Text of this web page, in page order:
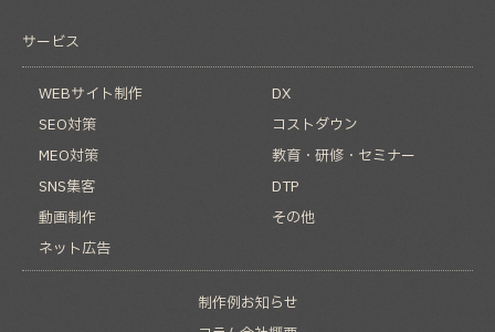
サービス
WEBサイト制作
SEO対策
MEO対策
SNS集客
動画制作
ネット広告
DX
コストダウン
教育・研修・セミナー
DTP
その他
制作例お知らせ